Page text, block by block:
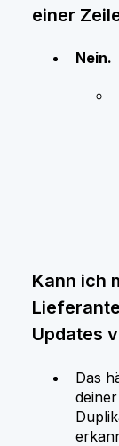
einer
Nein.
Kann ich
Updates
Das